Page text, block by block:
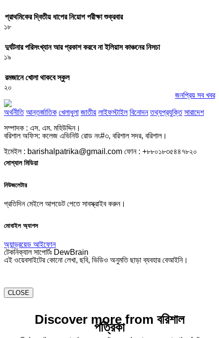
প্রাথমিকের দ্বিতীয় ধাপের নিয়োগ পরীক্ষা শুক্রবার
১৮
দুর্ঘটনার পরিসংখ্যান আর প্রকাশ করবে না ইলিয়াস কাঞ্চনের নিসচা
১৯
রমজানে খোলা থাকবে স্কুল
২০
জনপ্রিয় সব খবর
অর্থনীতি আন্তর্জাতিক খেলাধুলা জাতীয় লাইফস্টাইল বিনোদন তথ্যপ্রযুক্তি সারাদেশ
সম্পাদক : এস. এম. মহিউদ্দিন।
বরিশাল অফিস: কলেজ এভিনিউ রোড নং#৩, বরিশাল সদর, বরিশাল।
ইমেইল : barishalpatrika@gmail.com ফোন : +৮৮০১৮৩৫৪৪৭৮২০
সোশ্যাল মিডিয়া
নিউজলেটার
প্রতিদিন মেইলে আপডেট পেতে সাবস্ক্রাইব করুন।
মোবাইল অ্যাপস
অ্যান্ড্রয়েড আইফোন
টেকনিক্যাল সাপোর্টঃ DewBrain
এই ওয়েবসাইটের কোনো লেখা, ছবি, ভিডিও অনুমতি ছাড়া ব্যবহার বেআইনি।
CLOSE
Discover more from বরিশাল
পত্রিকা